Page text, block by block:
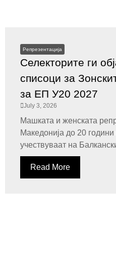
Репрезентација
Селекторите ги
списоци за
за ЕП У20 2027
July 3, 2026
Машката и женската
Македонија до 20 години
учествуваат на
Read More